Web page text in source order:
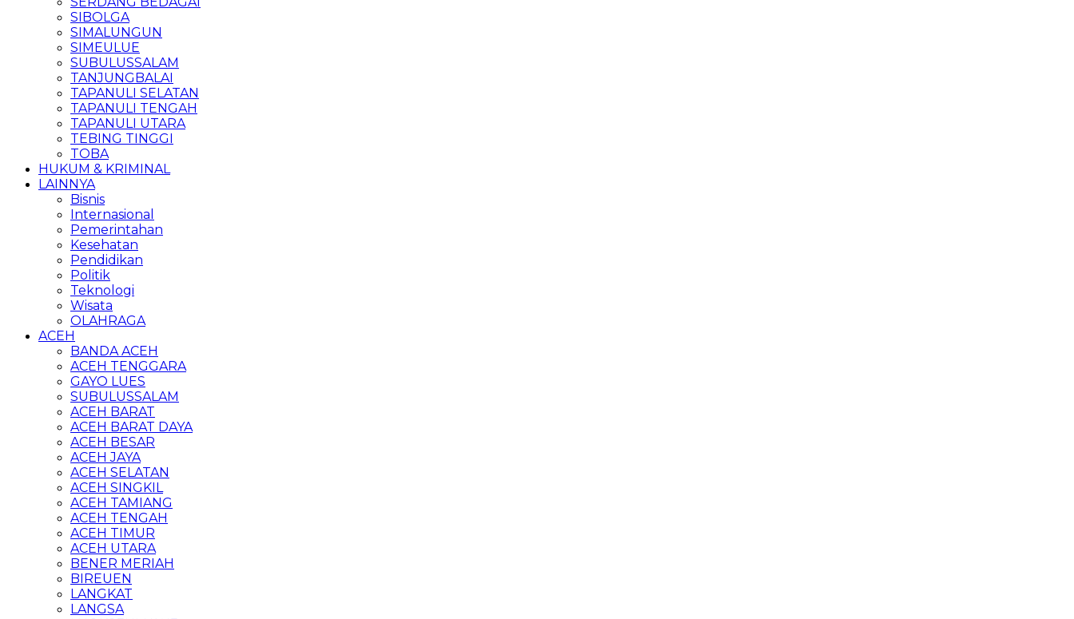
SIBOLGA
SIMALUNGUN
SIMEULUE
SUBULUSSALAM
TANJUNGBALAI
TAPANULI SELATAN
TAPANULI TENGAH
TAPANULI UTARA
TEBING TINGGI
TOBA
HUKUM & KRIMINAL
LAINNYA
Bisnis
Internasional
Pemerintahan
Kesehatan
Pendidikan
Politik
Teknologi
Wisata
OLAHRAGA
ACEH
BANDA ACEH
ACEH TENGGARA
GAYO LUES
SUBULUSSALAM
ACEH BARAT
ACEH BARAT DAYA
ACEH BESAR
ACEH JAYA
ACEH SELATAN
ACEH SINGKIL
ACEH TAMIANG
ACEH TENGAH
ACEH TIMUR
ACEH UTARA
BENER MERIAH
BIREUEN
LANGKAT
LANGSA